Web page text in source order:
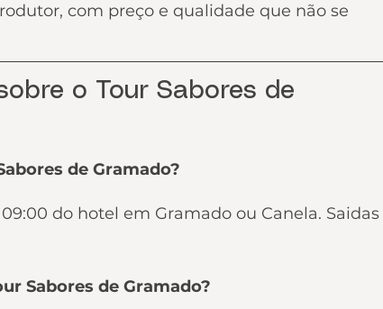
com preço e qualidade que não se
o Tour Sabores de
de Gramado?
do hotel em Gramado ou Canela. Saidas
Sabores de Gramado?